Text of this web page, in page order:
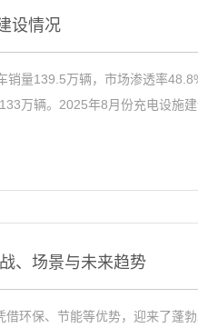
设情况
量139.5万辆，市场渗透率
万辆。2025年8月份充电设施
、场景与未来趋势
环保、节能等优势，迎来了蓬勃